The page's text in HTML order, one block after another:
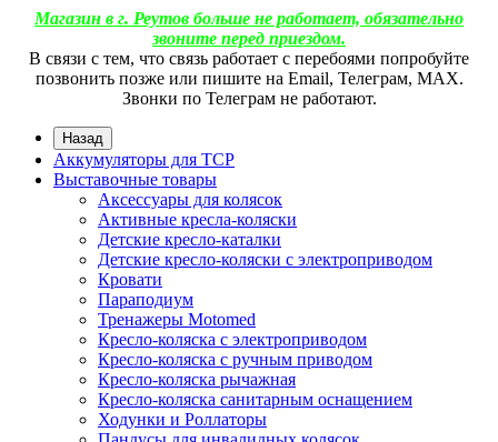
Магазин в г. Реутов больше не работает, обязательно
звоните перед приездом.
В связи с тем, что связь работает с перебоями попробуйте
позвонить позже или пишите на Email, Телеграм, МАХ.
Звонки по Телеграм не работают.
Назад
Аккумуляторы для ТСР
Выставочные товары
Аксессуары для колясок
Активные кресла-коляски
Детские кресло-каталки
Детские кресло-коляски с электроприводом
Кровати
Параподиум
Тренажеры Motomed
Кресло-коляска с электроприводом
Кресло-коляска с ручным приводом
Кресло-коляска рычажная
Кресло-коляска санитарным оснащением
Ходунки и Роллаторы